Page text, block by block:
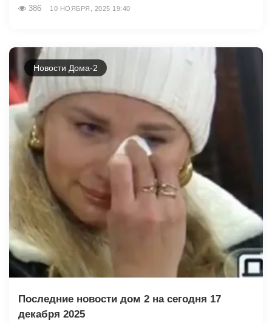
386 10 НОЯБРЯ, 2025 19:40
Новости Дома-2
Последние новости дом 2 на сегодня 17
декабря 2025